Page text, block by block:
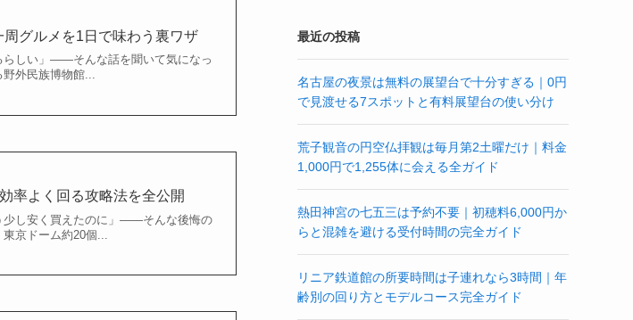
グルメを1日で味わう裏ワザ
らしい」——そんな話を聞いて気になっ
外民族博物館...
率よく回る攻略法を全公開
少し安く買えたのに」——そんな後悔の
京ドーム約20個...
最近の投稿
名古屋の夜景は無料の展望台で十分すぎる｜0円
で見渡せる7スポットと有料展望台の使い分け
荒子観音の円空仏拝観は毎月第2土曜だけ｜料金
1,000円で1,255体に会える全ガイド
熱田神宮の七五三は予約不要｜初穂料6,000円か
らと混雑を避ける受付時間の完全ガイド
リニア鉄道館の所要時間は子連れなら3時間｜年
齢別の回り方とモデルコース完全ガイド